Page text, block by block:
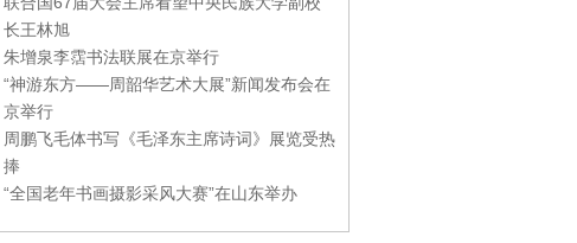
长王林旭
朱增泉李霑书法联展在京举行
“神游东方——周韶华艺术大展”新闻发布会在
京举行
周鹏飞毛体书写《毛泽东主席诗词》展览受热
捧
“全国老年书画摄影采风大赛”在山东举办